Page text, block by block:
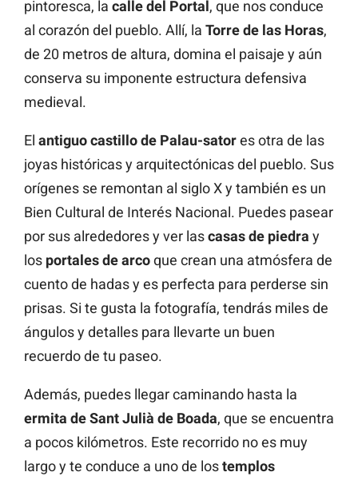
pintoresca, la calle del Portal, que nos conduce
al corazón del pueblo. Allí, la Torre de las Horas,
de 20 metros de altura, domina el paisaje y aún
conserva su imponente estructura defensiva
medieval.
El antiguo castillo de Palau-satores otra de las
joyas históricas y arquitectónicas del pueblo. Sus
orígenes se remontan al siglo X y también es un
Bien Cultural de Interés Nacional. Puedes pasear
por sus alrededores y ver lascasas de piedra y
los portales de arcoque crean una atmósfera de
cuento de hadas y es perfecta para perderse sin
prisas. Si te gusta la fotografía, tendrás miles de
ángulos y detalles para llevarte un buen
recuerdo de tu paseo.
Además, puedes llegar caminando hasta la
ermita de Sant Julià de Boada, que se encuentra
a pocos kilómetros. Este recorrido no es muy
largo y te conduce a uno de lostemplos